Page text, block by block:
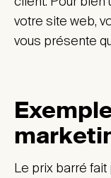
votre site web,
vous présente
Le prix barré